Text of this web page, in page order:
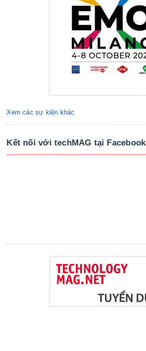
Xem các sự kiện khác
Kết nối với techMAG tại Facebook